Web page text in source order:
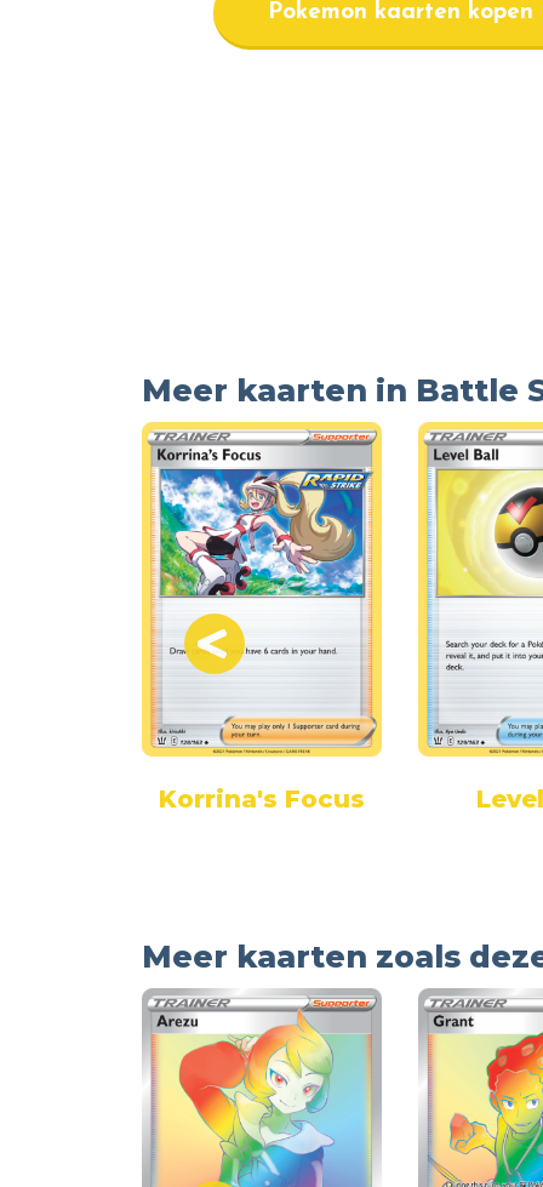
Pokemon kaarten kopen
Meer kaarten in Battle
Korrina's Focus Level
Meer kaarten zoals